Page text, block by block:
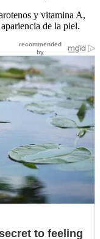
y vitamina A,
de la piel.